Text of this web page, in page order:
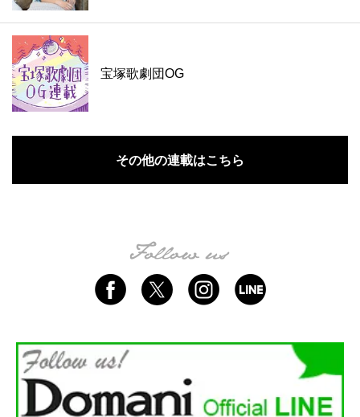
宝塚歌劇団OG
その他の連載はこちら